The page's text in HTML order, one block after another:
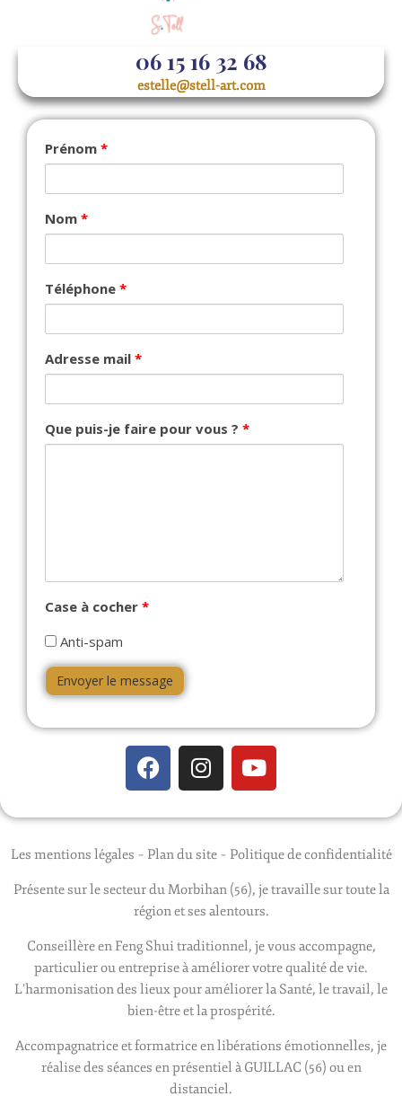
06 15 16 32 68
estelle@stell-art.com
Prénom *
Nom *
Téléphone *
Adresse mail *
Que puis-je faire pour vous ? *
Case à cocher *
Anti-spam
Les mentions légales – Plan du site– Politique de confidentialité
Présente sur le secteur du Morbihan (56), je travaille sur toute la
région et ses alentours.
Conseillère en Feng Shui traditionnel, je vous accompagne,
particulier ou entreprise à améliorer votre qualité de vie.
L’harmonisation des lieux pour améliorer la Santé, le travail, le
bien-être et la prospérité.
Accompagnatrice et formatrice en libérations émotionnelles, je
réalise des séances en présentiel à GUILLAC (56) ou en
distanciel.